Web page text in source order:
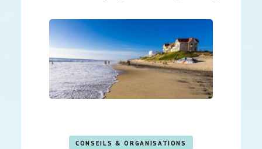
CONSEILS & ORGANISATIONS